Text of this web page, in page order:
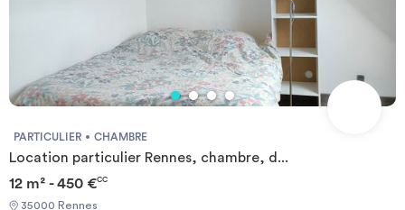
PARTICULIER CHAMBRE
Location particulier Rennes, chambre, d...
12 m² - 450 €CC
35000 Rennes